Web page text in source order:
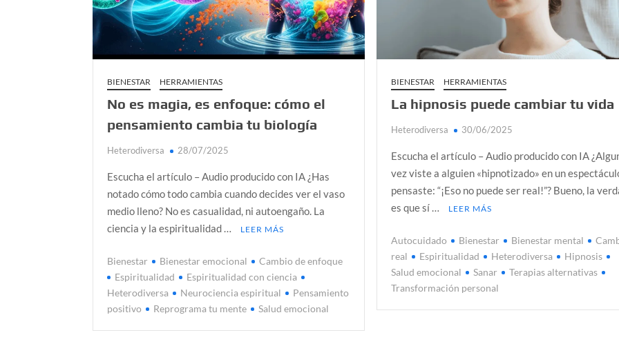
BIENESTAR HERRAMIENTAS
No es magia, es enfoque: cómo el
pensamiento cambia tu biología
Heterodiversa 28/07/2025
Escucha el artículo – Audio producido con IA ¿Has
notado cómo todo cambia cuando decides ver el vaso
medio lleno? No es casualidad, ni autoengaño. La
ciencia y la espiritualidad …
LEER MÁS
Bienestar Bienestar emocional
Cambio de enfoque
Espiritualidad
Espiritualidad con ciencia
Heterodiversa
Neurociencia espiritual
Pensamiento
positivo
Reprograma tu mente Salud emocional
BIENESTAR HERRAMIENTAS
La hipnosis puede cambiar tu vida
Heterodiversa 30/06/2025
Escucha el artículo – Audio producido con IA
vez viste a alguien «hipnotizado» en un
pensaste: “¡Eso no puede ser real!”? Bueno, la
es que sí …
LEER MÁS
Autocuidado Bienestar Bienestar mental
real
Espiritualidad Heterodiversa
Hipnosis
Salud emocional
Sanar
Terapias alternativas
Transformación personal